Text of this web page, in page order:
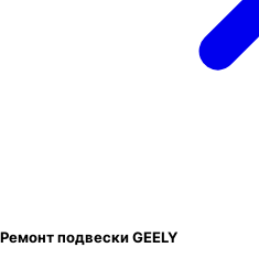
Ремонт подвески GEELY